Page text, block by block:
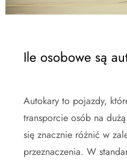
Ile osobowe są
Autokary to pojazdy,
transporcie osób na
się znacznie różnić w
przeznaczenia. W